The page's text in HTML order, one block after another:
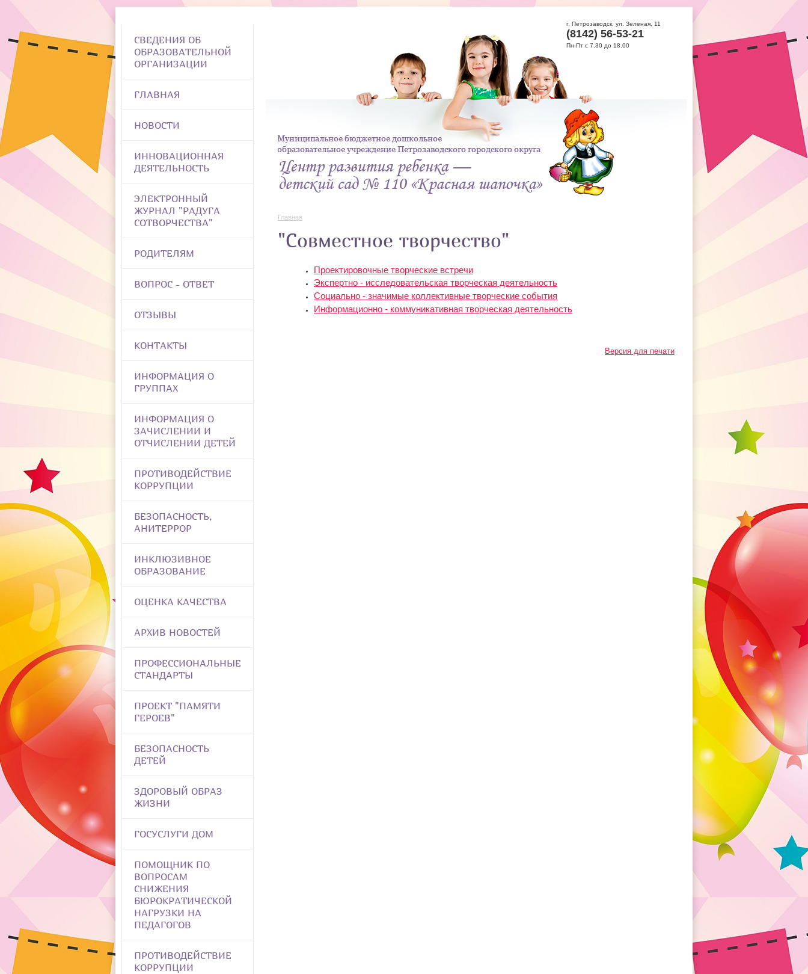
СВЕДЕНИЯ ОБ
ОБРАЗОВАТЕЛЬНОЙ
ОРГАНИЗАЦИИ
ГЛАВНАЯ
НОВОСТИ
ИННОВАЦИОННАЯ
ДЕЯТЕЛЬНОСТЬ
ЭЛЕКТРОННЫЙ
ЖУРНАЛ "РАДУГА
СОТВОРЧЕСТВА"
РОДИТЕЛЯМ
ВОПРОС - ОТВЕТ
ОТЗЫВЫ
КОНТАКТЫ
ИНФОРМАЦИЯ О
ГРУППАХ
ИНФОРМАЦИЯ О
ЗАЧИСЛЕНИИ И
ОТЧИСЛЕНИИ ДЕТЕЙ
ПРОТИВОДЕЙСТВИЕ
КОРРУПЦИИ
БЕЗОПАСНОСТЬ,
АНИТЕРРОР
ИНКЛЮЗИВНОЕ
ОБРАЗОВАНИЕ
ОЦЕНКА КАЧЕСТВА
АРХИВ НОВОСТЕЙ
ПРОФЕССИОНАЛЬНЫЕ
СТАНДАРТЫ
ПРОЕКТ "ПАМЯТИ
ГЕРОЕВ"
БЕЗОПАСНОСТЬ
ДЕТЕЙ
ЗДОРОВЫЙ ОБРАЗ
ЖИЗНИ
ГОСУСЛУГИ ДОМ
ПОМОЩНИК ПО
ВОПРОСАМ
СНИЖЕНИЯ
БЮРОКРАТИЧЕСКОЙ
НАГРУЗКИ НА
ПЕДАГОГОВ
ПРОТИВОДЕЙСТВИЕ
КОРРУПЦИИ
г. Петрозаводск, ул. Зеленая, 11
(8142) 56-53-21
Пн-Пт с 7.30 до 18.00
Главная
"Совместное творчество"
Проектировочные творческие встречи
Экспертно - исследовательская творческая деятельность
Социально - значимые коллективные творческие события
Информационно - коммуникативная творческая деятельность
Версия для печати